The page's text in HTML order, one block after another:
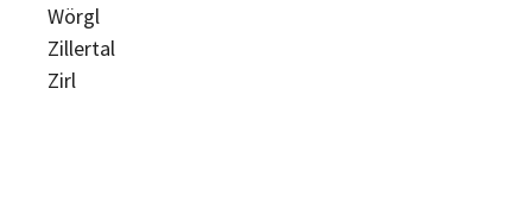
Wörgl
Zillertal
Zirl